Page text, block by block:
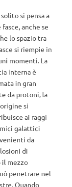
si pensa a
fasce, anche se
lo spazio tra
si riempie in
momenti. La
interna è
in gran
da protoni, la
si
ai raggi
galattici
da
di
il mezzo
penetrare nel
Quando